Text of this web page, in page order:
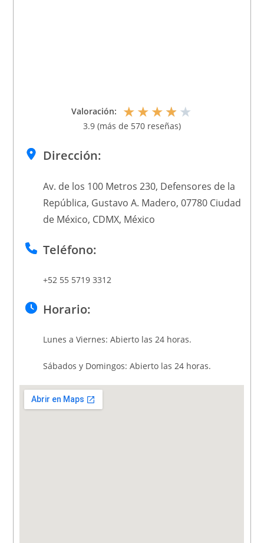
Valoración: ★★★★ ★
3.9 (más de 570 reseñas)
Dirección:
Av. de los 100 Metros 230, Defensores de la
República, Gustavo A. Madero, 07780 Ciudad
de México, CDMX, México
Teléfono:
+52 55 5719 3312
Horario:
Lunes a Viernes: Abierto las 24 horas.
Sábados y Domingos: Abierto las 24 horas.